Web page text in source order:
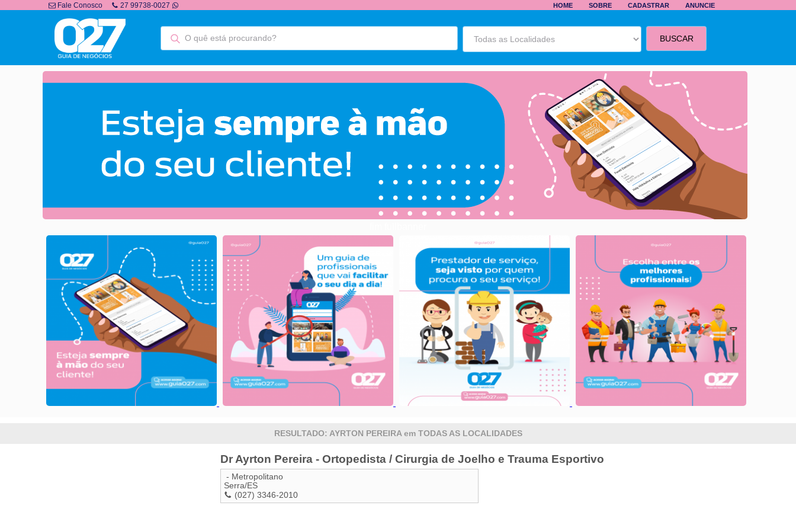
Fale Conosco 27 99738-0027 HOME SOBRE CADASTRAR ANUNCIE
RESULTADO: AYRTON PEREIRA em TODAS AS LOCALIDADES
Dr Ayrton Pereira - Ortopedista / Cirurgia de Joelho e Trauma Esportivo
- Metropolitano
Serra/ES
(027) 3346-2010